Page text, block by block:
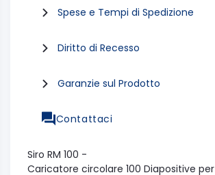
Spese e Tempi di Spedizione
Diritto di Recesso
Garanzie sul Prodotto
Contattaci
Siro RM 100 -
Caricatore circolare 100 Diapositive per